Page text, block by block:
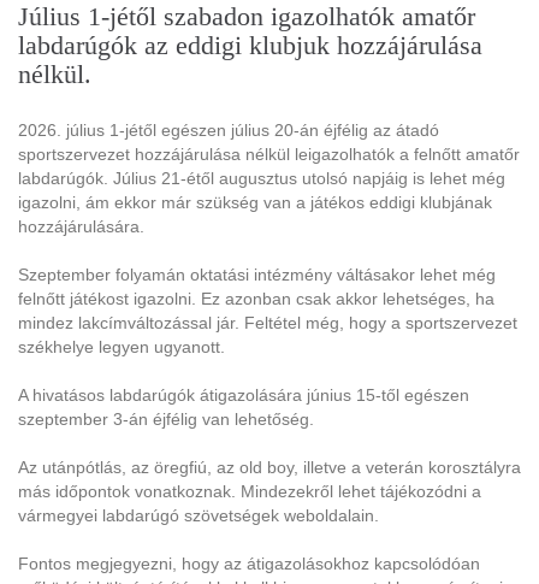
Július 1-jétől szabadon igazolhatók amatőr
labdarúgók az eddigi klubjuk hozzájárulása
nélkül.
2026. július 1-jétől egészen július 20-án éjfélig az átadó
sportszervezet hozzájárulása nélkül leigazolhatók a felnőtt amatőr
labdarúgók. Július 21-étől augusztus utolsó napjáig is lehet még
igazolni, ám ekkor már szükség van a játékos eddigi klubjának
hozzájárulására.
Szeptember folyamán oktatási intézmény váltásakor lehet még
felnőtt játékost igazolni. Ez azonban csak akkor lehetséges, ha
mindez lakcímváltozással jár. Feltétel még, hogy a sportszervezet
székhelye legyen ugyanott.
A hivatásos labdarúgók átigazolására június 15-től egészen
szeptember 3-án éjfélig van lehetőség.
Az utánpótlás, az öregfiú, az old boy, illetve a veterán korosztályra
más időpontok vonatkoznak. Mindezekről lehet tájékozódni a
vármegyei labdarúgó szövetségek weboldalain.
Fontos megjegyezni, hogy az átigazolásokhoz kapcsolódóan